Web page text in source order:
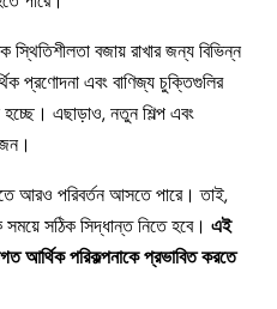
স্থিতিশীলতা বজায় রাখার জন্য বিভিন্ন
প্রণোদনা এবং বাণিজ্য চুক্তিগুলির
হচ্ছে। এছাড়াও, নতুন শিল্প এবং
আরও পরিবর্তন আসতে পারে। তাই,
সঠিক সিদ্ধান্ত নিতে হবে। এই
আর্থিক পরিকল্পনাকে প্রভাবিত করতে